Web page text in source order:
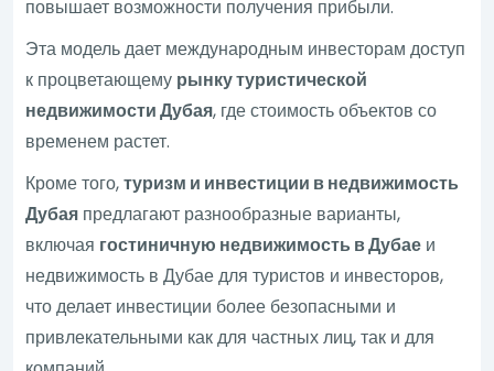
повышает возможности получения прибыли.
Эта модель дает международным инвесторам доступ
к процветающему рынку туристической
недвижимости Дубая, где стоимость объектов со
временем растет.
Кроме того,туризм и инвестиции в недвижимость
Дубая предлагают разнообразные варианты,
включая гостиничную недвижимость в Дубае и
недвижимость в Дубае для туристов и инвесторов,
что делает инвестиции более безопасными и
привлекательными как для частных лиц, так и для